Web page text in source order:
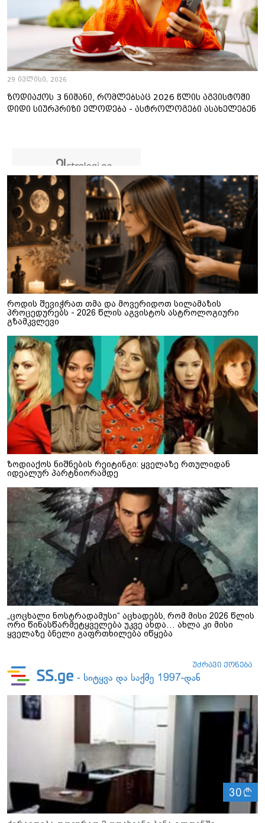
29 ივლისი, 2026
ზოდიაქოს 3 ნიშანი, რომლებსაც 2026 წლის აგვისტოში
დიდი სიურპრიზი ელოდება - ასტროლოგები ასახელებენ
როდის შევიჭრათ თმა და მოვერიდოთ სილამაზის
პროცედურებს - 2026 წლის აგვისტოს ასტროლოგიური
გზამკვლევი
ზოდიაქოს ნიშნების რეიტინგი: ყველაზე რთულიდან
იდეალურ პარტნიორამდე
„ცოცხალი ნოსტრადამუსი“ აცხადებს, რომ მისი 2026 წლის
ორი წინასწარმეტყველება უკვე ახდა… ახლა კი მისი
ყველაზე ბნელი გაფრთხილება იწყება
30